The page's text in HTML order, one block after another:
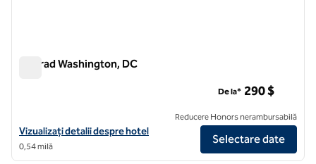
Conrad Washington, DC
Vizualizați detaliile hotelului pentru Conrad Washington, DC
Vizualizați detalii despre hotel
0,54 milă
De la* 290 $
Reducere Honors nerambursabilă
Selectare date
1/12